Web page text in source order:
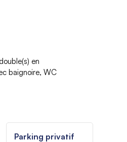
en
baignoire WC
Parking privatif